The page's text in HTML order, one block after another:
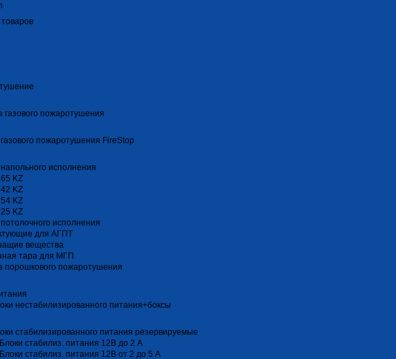
газового пожаротушения
пожаротушения FireStop
исполнения
KZ
KZ
KZ
KZ
исполнения
для АГПТ
вещества
тара для МГП
порошкового пожаротушения
нестабилизированного питания+боксы
стабилизированного питания резервируемые
стабилиз. питания 12В до 2 А
стабилиз. питания 12В от 2 до 5 А